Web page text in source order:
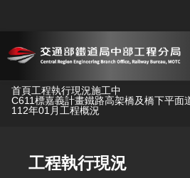
跳到主要內容
首頁工程執行現況施工中
C611標嘉義計畫鐵路高架橋及橋下平面
112年01月工程概況
工程執行現況